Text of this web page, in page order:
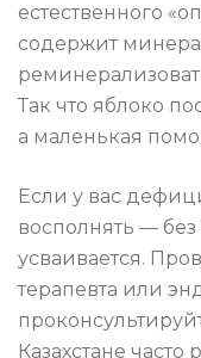
естественного
содержит
Так что яблоко
а маленькая
Если у вас
восполнять —
усваивается.
терапевта или
Казахстане